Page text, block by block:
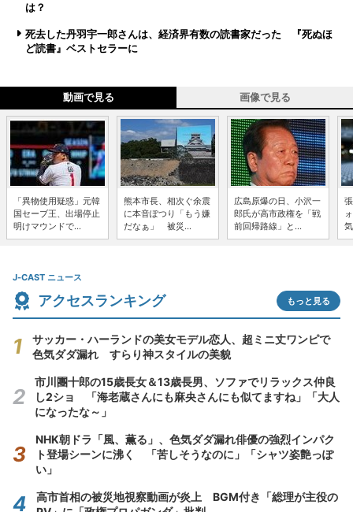
は？
死去した丹羽宇一郎さんは、経済界有数の読書家だった 『死ぬほ
ど読書』ベストセラーに
動画で見る 画像で見る
「異物使用疑惑」元韓
国セーブ王、出場停止
明けマウンドで...
熊本市長、相次ぐ余震
に本音ぽつり「もう嫌
だなぁ」 被災...
広島原爆の日、小沢一
郎氏が高市政権を「戦
前回帰路線」と...
J-CAST ニュース
アクセスランキング もっと見る
サッカー・ハーランドの美女モデル恋人、超ミニ丈ワンピで
色気ダダ漏れ すらり神スタイルの美貌
市川團十郎の15歳長女＆13歳長男、ソファでリラックス仲良
し2ショ 「海老蔵さんにも麻央さんにも似てますね」「大人
になったな～」
NHK朝ドラ「風、薫る」、色気ダダ漏れ俳優の強烈インパク
ト登場シーンに沸く 「苦しそうなのに」「シャツ姿艶っぽ
い」
高市首相の被災地視察動画が炎上 BGM付き「総理が主役の